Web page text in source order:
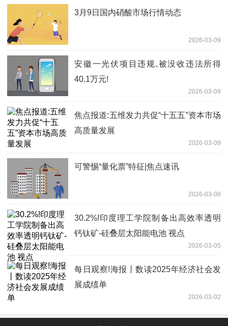
3月9日国内硝酸市场行情动态
2026-03-09
安徽一光伏项目违规,被没收违法所得
40.1万元!
2026-03-09
焦点报道:五维发力共促“十五五”资本市场
高质量发展
2026-03-09
可警惕“量化票”特征|焦点速讯
2026-03-08
30.2%!印度理工学院制备出高效率透明
钙钛矿-硅叠层太阳能电池 视点
2026-03-05
每日观察!海报丨数读2025年经济社会发
展成绩单
2026-03-02